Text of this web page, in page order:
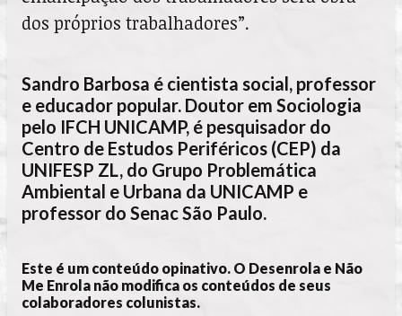
dos próprios trabalhadores”.
Sandro Barbosa é cientista social, professor
e educador popular. Doutor em Sociologia
pelo IFCH UNICAMP, é pesquisador do
Centro de Estudos Periféricos (CEP) da
UNIFESP ZL, do Grupo Problemática
Ambiental e Urbana da UNICAMP e
professor do Senac São Paulo.
Este é um conteúdo opinativo. O Desenrola e Não
Me Enrola não modifica os conteúdos de seus
colaboradores colunistas.